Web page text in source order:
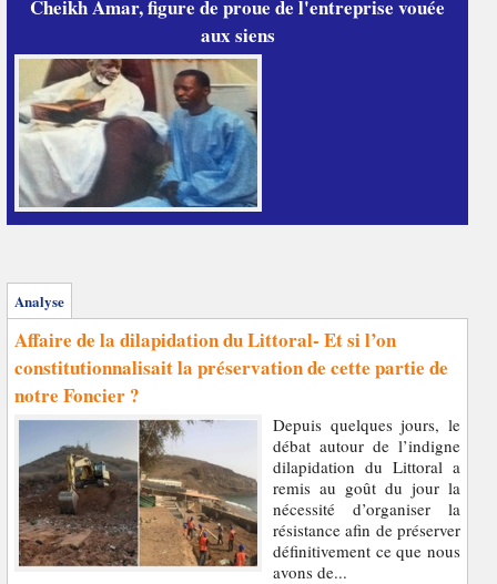
Cheikh Amar, figure de proue de l'entreprise vouée
aux siens
Analyse
Affaire de la dilapidation du Littoral- Et si l’on
constitutionnalisait la préservation de cette partie de
notre Foncier ?
Depuis quelques jours, le
débat autour de l’indigne
dilapidation du Littoral a
remis au goût du jour la
nécessité d’organiser la
résistance afin de préserver
définitivement ce que nous
avons de...